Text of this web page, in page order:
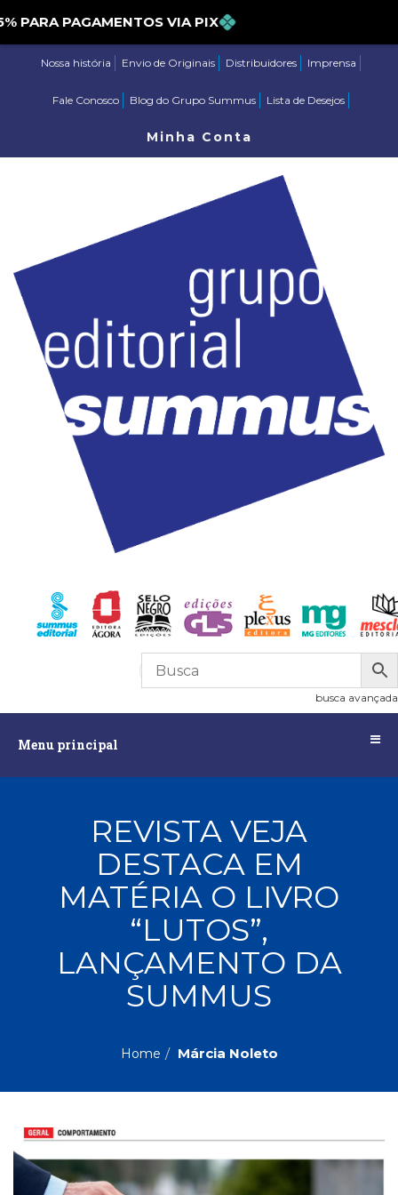
PAGAMENTOS VIA PIX
Nossa história Envio de Originais Distribuidores Imprensa
Fale Conosco Blog do Grupo Summus Lista de Desejos
Minha Conta
R$0,00
busca avançada
Menu principal
principalAssuntos
Administração,
Astrologia
Política,
Direitos
Depoimentos,
(104)
Ciências
Sociais
PROMOÇÕES
VENDIDOS
REVISTA VEJA
DESTACA EM
MATÉRIA O LIVRO
“LUTOS”,
LANÇAMENTO DA
SUMMUS
Home Márcia Noleto